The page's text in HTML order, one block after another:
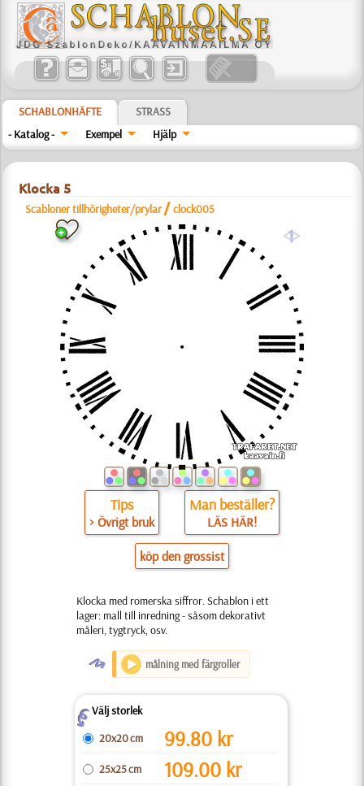
SCHABLONHÄFTE
STRASS
- Katalog -
Exempel Hjälp
Klocka 5
Scabloner tillhörigheter/prylar /clock005
a
Tips
> Övrigt bruk
Man beställer?
LÄS HÄR!
köp den grossist
Klocka med romerska siffror. Schablon i ett
lager: mall till inredning - såsom dekorativt
måleri, tygtryck, osv.
O målning med färgroller
ZVälj storlek
20x20 cm
99.80 kr
25x25 cm 109.00 kr